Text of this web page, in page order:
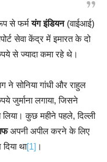
से फर्मयंग इंडियन(वाईआई)
सेवा केंद्र में इमारत के दो
से ज्यादा कमा रहे थे।
सोनिया गांधी और राहुल
जुर्माना लगाया, जिसने
कुछ महीने पहले, दिल्ली
अपनी अपील करने के लिए
था[1] ।